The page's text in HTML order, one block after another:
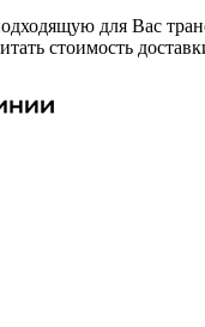
для Вас
стоимость